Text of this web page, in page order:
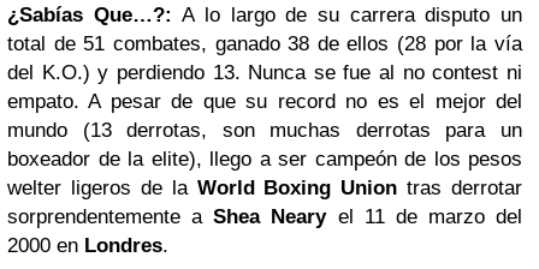
¿Sabías Que…?:A lo largo de su carrera disputo un
total de 51 combates, ganado 38 de ellos (28 por la vía
del K.O.) y perdiendo 13. Nunca se fue al no contest ni
empato. A pesar de que su record no es el mejor del
mundo (13 derrotas, son muchas derrotas para un
boxeador de la elite), llego a ser campeón de los pesos
welter ligeros de la World Boxing Union tras derrotar
sorprendentemente aShea Nearyel 11 de marzo del
2000 en Londres.